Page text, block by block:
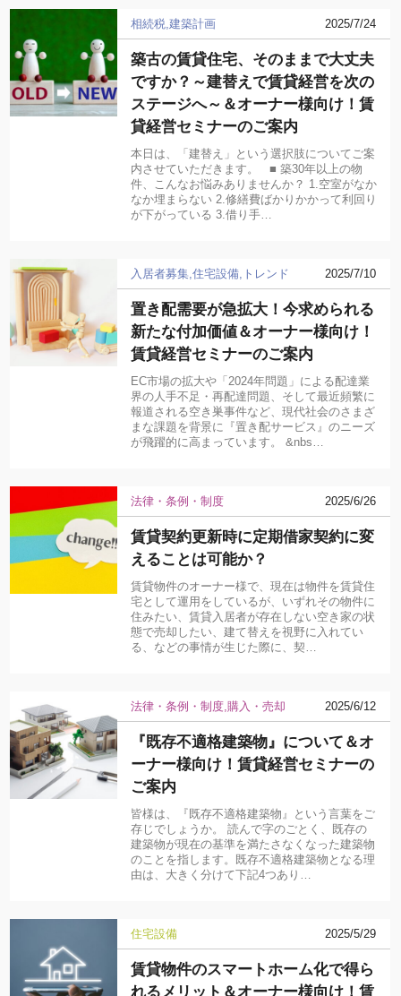
相続税 建築計画 2025/7/24
築古の賃貸住宅、そのままで大丈夫
ですか？～建替えで賃貸経営を次の
ステージへ～＆オーナー様向け！賃
貸経営セミナーのご案内
本日は、「建替え」という選択肢についてご案
内させていただきます。 ■ 築30年以上の物
件、こんなお悩みありませんか？ 1.空室がなか
なか埋まらない 2.修繕費ばかりかかって利回り
が下がっている 3.借り手…
入居者募集 住宅設備 トレンド 2025/7/10
置き配需要が急拡大！今求められる
新たな付加価値＆オーナー様向け！
賃貸経営セミナーのご案内
EC市場の拡大や「2024年問題」による配達業
界の人手不足・再配達問題、そして最近頻繁に
報道される空き巣事件など、現代社会のさまざ
まな課題を背景に『置き配サービス』のニーズ
が飛躍的に高まっています。 &nbs…
法律・条例・制度 2025/6/26
賃貸契約更新時に定期借家契約に変
えることは可能か？
賃貸物件のオーナー様で、現在は物件を賃貸住
宅として運用をしているが、いずれその物件に
住みたい、賃貸入居者が存在しない空き家の状
態で売却したい、建て替えを視野に入れてい
る、などの事情が生じた際に、契…
法律・条例・制度 購入・売却 2025/6/12
『既存不適格建築物』について＆オ
ーナー様向け！賃貸経営セミナーの
ご案内
皆様は、『既存不適格建築物』という言葉をご
存じでしょうか。 読んで字のごとく、既存の
建築物が現在の基準を満たさなくなった建築物
のことを指します。既存不適格建築物となる理
由は、大きく分けて下記4つあり…
住宅設備 2025/5/29
賃貸物件のスマートホーム化で得ら
れるメリット＆オーナー様向け！賃